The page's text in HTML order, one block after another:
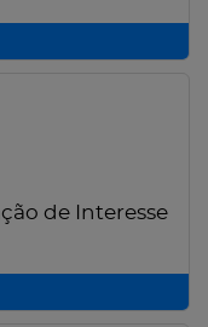
de Interesse